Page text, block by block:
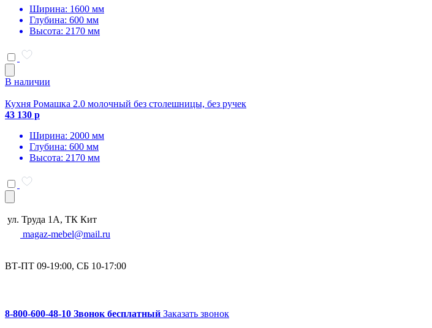
Ширина: 1600 мм
Глубина: 600 мм
Высота: 2170 мм
В наличии
Кухня Ромашка 2.0 молочный без столешницы, без ручек
43 130 р
Ширина: 2000 мм
Глубина: 600 мм
Высота: 2170 мм
ул. Труда 1А, ТК Кит
magaz-mebel@mail.ru
ВТ-ПТ 09-19:00, СБ 10-17:00
8-800-600-48-10 Звонок бесплатный Заказать звонок